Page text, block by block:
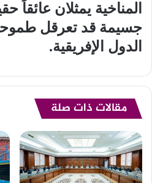
المناخية يمثلان عائقاً
جسيمة قد تعرقل
الدول الإفريقية.
مقالات ذات صلة